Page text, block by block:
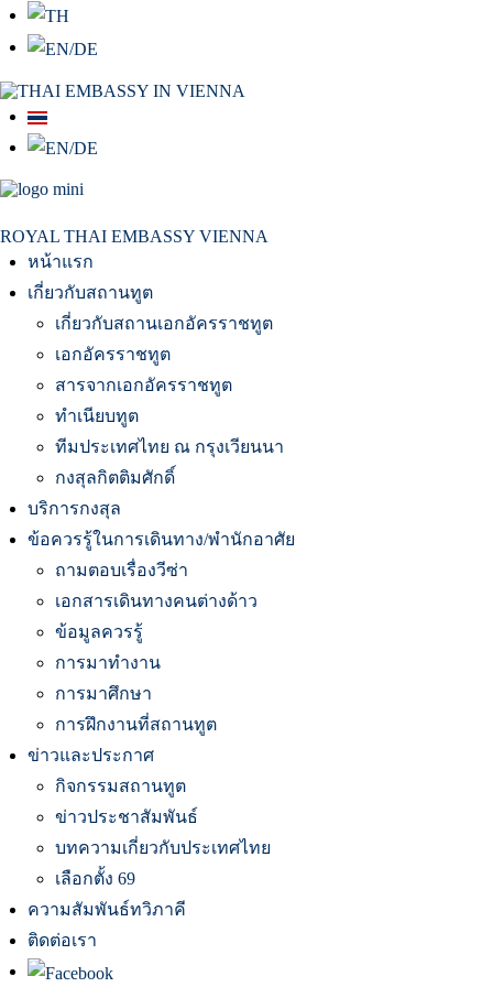
ROYAL THAI EMBASSY VIENNA
หน้าแรก
เกี่ยวกับสถานทูต
เกี่ยวกับสถานเอกอัครราชทูต
เอกอัครราชทูต
สารจากเอกอัครราชทูต
ทำเนียบทูต
ทีมประเทศไทย ณ กรุงเวียนนา
กงสุลกิตติมศักดิ์
บริการกงสุล
ข้อควรรู้ในการเดินทาง/พำนักอาศัย
ถามตอบเรื่องวีซ่า
เอกสารเดินทางคนต่างด้าว
ข้อมูลควรรู้
การมาทำงาน
การมาศึกษา
การฝึกงานที่สถานทูต
ข่าวและประกาศ
กิจกรรมสถานทูต
ข่าวประชาสัมพันธ์
บทความเกี่ยวกับประเทศไทย
เลือกตั้ง 69
ความสัมพันธ์ทวิภาคี
ติดต่อเรา